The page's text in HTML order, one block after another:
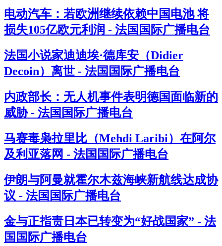
电动汽车：若欧洲继续依赖中国电池 将
损失105亿欧元利润 - 法国国际广播电台
法国小说家迪迪埃·德库安（Didier
Decoin）离世 - 法国国际广播电台
内政部长：无人机事件表明德国面临新的
威胁 - 法国国际广播电台
马赛毒枭拉里比（Mehdi Laribi）在阿尔
及利亚落网 - 法国国际广播电台
伊朗与阿曼就霍尔木兹海峡新航线达成协
议 - 法国国际广播电台
金与正指责日本已转变为“好战国家” - 法
国国际广播电台